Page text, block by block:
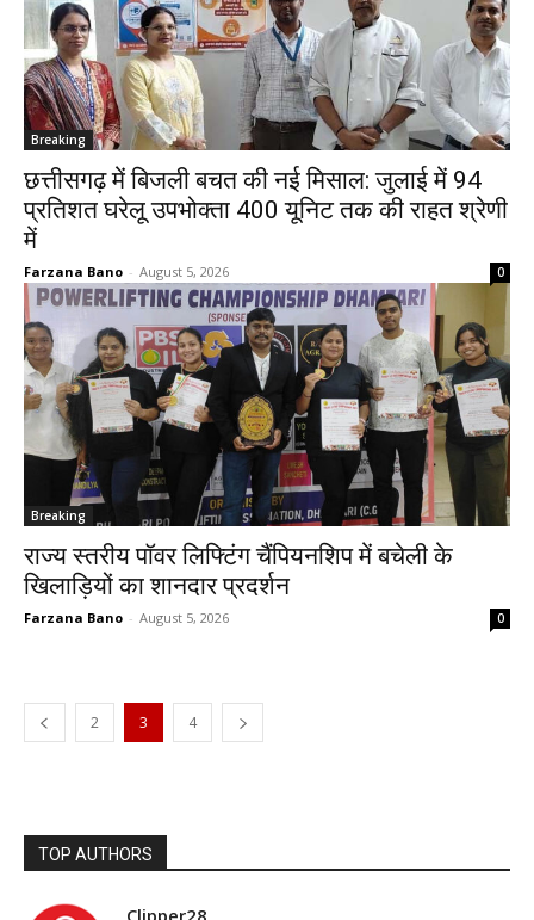
Breaking
छत्तीसगढ़ में बिजली बचत की नई मिसाल: जुलाई में 94
प्रतिशत घरेलू उपभोक्ता 400 यूनिट तक की राहत श्रेणी
में
Farzana Bano - August 5, 2026 0
Breaking
राज्य स्तरीय पॉवर लिफ्टिंग चैंपियनशिप में बचेली के
खिलाड़ियों का शानदार प्रदर्शन
Farzana Bano - August 5, 2026 0
2 3 4
TOP AUTHORS
Clipper28